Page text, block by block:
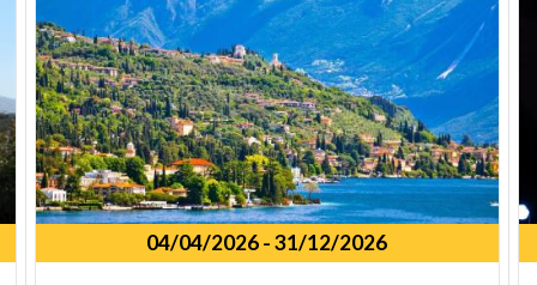
04/04/2026-31/12/2026